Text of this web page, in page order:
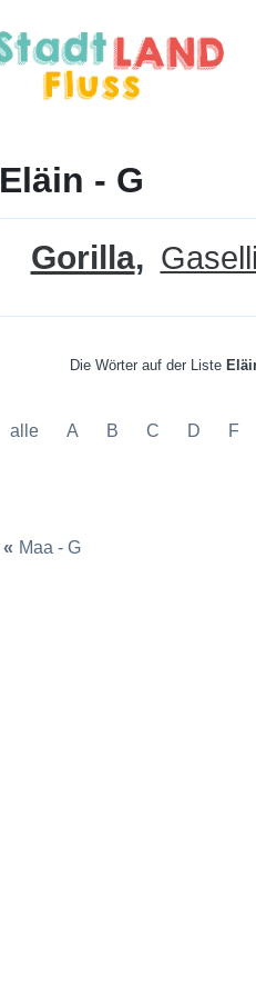
Eläin - G
Gorilla Gaselli
Die Wörter auf der Liste
alle A B C D F
« Maa - G